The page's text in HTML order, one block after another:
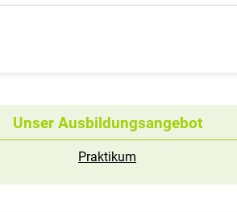
Unser Ausbildungsangebot
Praktikum